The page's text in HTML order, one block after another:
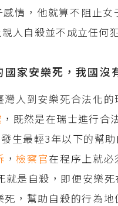
情，他就算不阻止
人自殺並不成立任何
家安樂死，我國沒
人到安樂死合法化
，既然是在瑞士進行合
生最輕3年以下的幫
，檢察官在程序上就
就是自殺，即便安樂
，幫助自殺的行為